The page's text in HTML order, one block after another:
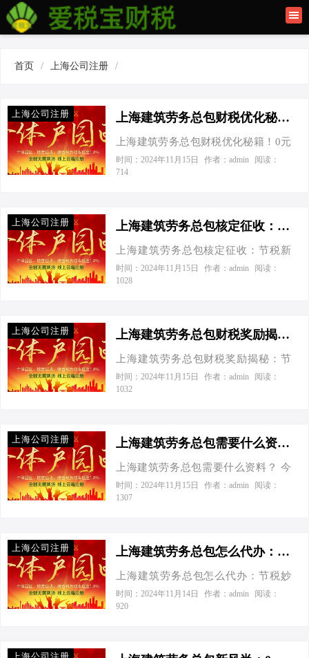
首页
上海公司注册
首页 / 上海公司注册 /
上海公司注册 上海建筑劳务总包财税优化秘籍！0元办资质，节税高达80%-上海建筑劳务总包财税优化
上海建筑劳务总包财税优化秘籍！0元
办资质，节税高达80% 今天接到一个
老板电话，张总的声音透过听筒，带
但税负重得像背了座山，听说你对这
着打趣道：“张总，您这是要给我出难
题呀！不过您算找对人了，咱们今天
就了城市的繁华，而在这背后，是无
数建筑企业紧锣密鼓的施工与财政压
力下的微妙平衡。今天，让我们以轻
松幽默的笔触，结合官方数据，为您
畅。 一…
时间：2024年11月15日 作者：admin
阅读：
714
上海公司注册 上海建筑劳务总包核定征收：节税新策略，助力企业轻装上阵！-上海建筑劳务总包核定征收
上海建筑劳务总包核定征收：节税新
策略，助力企业轻装上阵！ 今天接到
一个老板电话，一开口就抱怨：“这年
节税的秘诀啊？”我一听，乐了，这不
聊聊上海建筑劳务总包如何通过核定
征收，实现智慧节税，让企业利润最
励小微企业发展，简化税收征管流程
的一种政策。简单来说，就是不考虑
你的实际成本和费用，直接按收入的
一定比例来征税。这种方式对于账务
果一目了然 咱…
时间：2024年11月15日 作者：admin
阅读：
1028
上海公司注册 上海建筑劳务总包财税奖励揭秘：节税百万不是梦！-上海建筑劳务总包财税奖励
上海建筑劳务总包财税奖励揭秘：节
税百万不是梦！ 今天接到一个老板电
话，一开口就直入主题：“听说上海那
乐了，这可得好好聊聊，毕竟谁跟省
奖励”。官方数据显示，近年来上海为
了鼓励建筑行业发展，推出了一系列
得税等多个方面，旨在减轻企业负
担，促进行业繁荣。 举个例子，假设
某建筑劳务总包企业年营业额为1亿
元，按照正常税率计算，其应缴纳的
时间：2024年11月15日 作者：admin
阅读：
1032
上海公司注册 上海建筑劳务总包需要什么资料？-上海建筑劳务总包需要什么资料
上海建筑劳务总包需要什么资料？ 今
天接到一个老板电话，张总的声音透
过听筒传来，带着一丝急切：“喂，李
司，您看我这都需要准备点啥资料
人了，咱们一步步来，保证让您这公
司注册得既快又稳。” 工商注册是踏入
时间：2024年11月15日 作者：admin
阅读：
1307
上海公司注册 上海建筑劳务总包怎么代办：节税妙招大揭秘！-上海建筑劳务总包怎么代办
上海建筑劳务总包怎么代办：节税妙
招大揭秘！ 今天接到一个老板电话，
张总的声音透过听筒传来，带着几分
时间：2024年11月14日 作者：admin
阅读：
920